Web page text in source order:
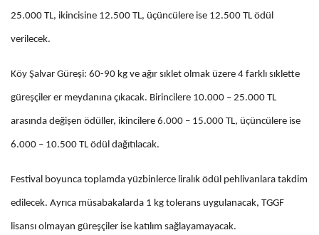
25.000 TL, ikincisine 12.500 TL, üçüncülere ise 12.500 TL ödül
verilecek.
Köy Şalvar Güreşi: 60-90 kg ve ağır sıklet olmak üzere 4 farklı sıklette
güreşçiler er meydanına çıkacak. Birincilere 10.000 – 25.000 TL
arasında değişen ödüller, ikincilere 6.000 – 15.000 TL, üçüncülere ise
6.000 – 10.500 TL ödül dağıtılacak.
Festival boyunca toplamda yüzbinlerce liralık ödül pehlivanlara takdim
edilecek. Ayrıca müsabakalarda 1 kg tolerans uygulanacak, TGGF
lisansı olmayan güreşçiler ise katılım sağlayamayacak.